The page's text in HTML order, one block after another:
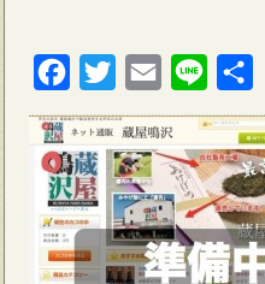
FacebookTwitter Email Line